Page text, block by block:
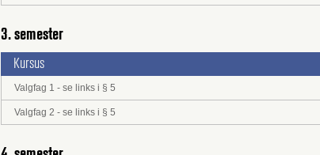
3. semester
Kursus
Valgfag 1 - se links i § 5
Valgfag 2 - se links i § 5